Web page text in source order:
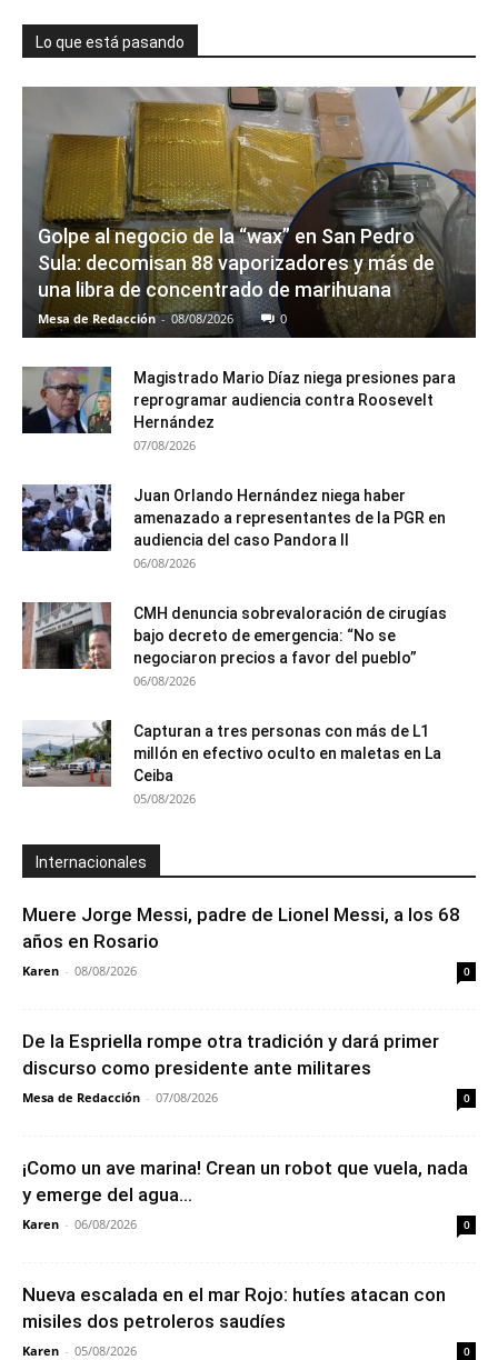
Lo que está pasando
Golpe al negocio de la “wax” en San Pedro
Sula: decomisan 88 vaporizadores y más de
una libra de concentrado de marihuana
Mesa de Redacción - 08/08/2026 0
Magistrado Mario Díaz niega presiones para
reprogramar audiencia contra Roosevelt
Hernández
07/08/2026
Juan Orlando Hernández niega haber
amenazado a representantes de la PGR en
audiencia del caso Pandora II
06/08/2026
CMH denuncia sobrevaloración de cirugías
bajo decreto de emergencia: “No se
negociaron precios a favor del pueblo”
06/08/2026
Capturan a tres personas con más de L1
millón en efectivo oculto en maletas en La
Ceiba
05/08/2026
Internacionales
Muere Jorge Messi, padre de Lionel Messi, a los 68
años en Rosario
Karen - 08/08/2026 0
De la Espriella rompe otra tradición y dará primer
discurso como presidente ante militares
Mesa de Redacción - 07/08/2026 0
¡Como un ave marina! Crean un robot que vuela, nada
y emerge del agua...
Karen - 06/08/2026 0
Nueva escalada en el mar Rojo: hutíes atacan con
misiles dos petroleros saudíes
Karen - 05/08/2026 0